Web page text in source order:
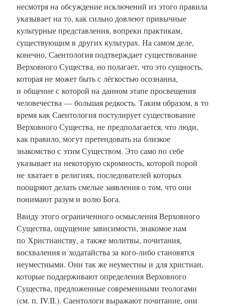
несмотря на обсуждение исключений из этого правила
указывает на то, как сильно довлеют привычные
культурные представления, вопреки практикам,
существующим в других культурах. На самом деле,
конечно, Саентология подтверждает существование
Верховного Существа, но полагает, что это сущность,
которая не может быть с лёгкостью осознанна,
и общение с которой на данном этапе просвещения
человечества — большая редкость. Таким образом, в то
время как Саентология постулирует существование
Верховного Существа, не предполагается, что люди,
как правило, могут претендовать на близкое
знакомство с этим Существом. Это само по себе
указывает на некоторую скромность, которой порой
не хватает в религиях, последователей которых
поощряют делать смелые заявления о том, что они
понимают разум и волю Бога.
Ввиду этого ограниченного осмысления Верховного
Существа, ощущение зависимости, знакомое нам
по Христианству, а также молитвы, почитания,
восхваления и ходатайства за кого-либо становятся
неуместными. Они так же неуместны и для христиан,
которые поддерживают определения Верховного
Существа, предложенные современными теологами
(см. п. IV.II.). Саентологи выражают почитание, они